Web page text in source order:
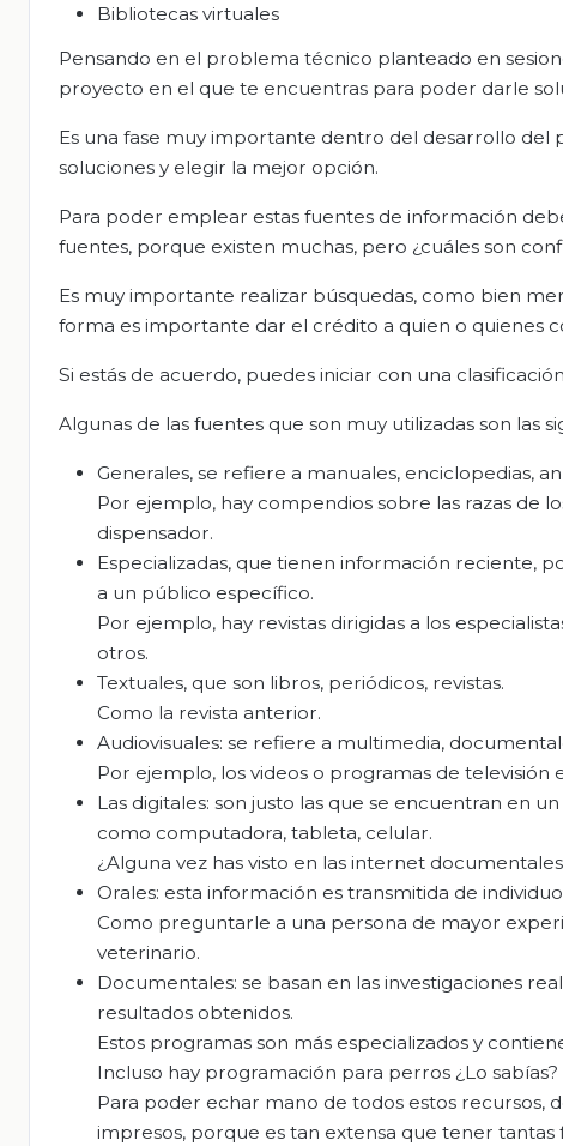
Bibliotecas virtuales
Pensando en el problema técnico planteado en
proyecto en el que te encuentras para poder darle
Es una fase muy importante dentro del desarrollo
soluciones y elegir la mejor opción.
Para poder emplear estas fuentes de información
fuentes, porque existen muchas, pero ¿cuáles son
Es muy importante realizar búsquedas, como bien
forma es importante dar el crédito a quien o quienes
Si estás de acuerdo, puedes iniciar con una
Algunas de las fuentes que son muy utilizadas son las
Generales, se refiere a manuales, enciclopedias,
Por ejemplo, hay compendios sobre las razas de
dispensador.
Especializadas, que tienen información reciente,
a un público específico.
Por ejemplo, hay revistas dirigidas a los
otros.
Textuales, que son libros, periódicos, revistas.
Como la revista anterior.
Audiovisuales: se refiere a multimedia,
Por ejemplo, los videos o programas de
Las digitales: son justo las que se encuentran en
como computadora, tableta, celular.
¿Alguna vez has visto en las internet
Orales: esta información es transmitida de
Como preguntarle a una persona de mayor
veterinario.
Documentales: se basan en las investigaciones
resultados obtenidos.
Estos programas son más especializados y
Incluso hay programación para perros ¿Lo sabías?
Para poder echar mano de todos estos recursos,
impresos, porque es tan extensa que tener